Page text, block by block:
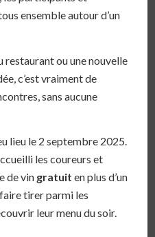
ensemble autour d’un
restaurant ou une nouvelle
c’est vraiment de
sans aucune
lieu le 2 septembre 2025.
les coureurs et
de vin gratuit en plus d’un
tirer parmi les
leur menu du soir.